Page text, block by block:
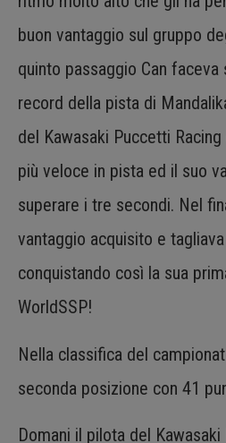
buon vantaggio sul gruppo
quinto passaggio Can
record della pista di
del Kawasaki Puccetti
più veloce in pista ed il suo
superare i tre secondi. Nel
vantaggio acquisito e
conquistando così la sua
WorldSSP!
Nella classifica del
seconda posizione con 41
Domani il pilota del